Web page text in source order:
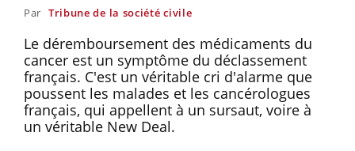
Par Tribune de la société civile
Le déremboursement des médicaments du
cancer est un symptôme du déclassement
français. C'est un véritable cri d'alarme que
poussent les malades et les cancérologues
français, qui appellent à un sursaut, voire à
un véritable New Deal.